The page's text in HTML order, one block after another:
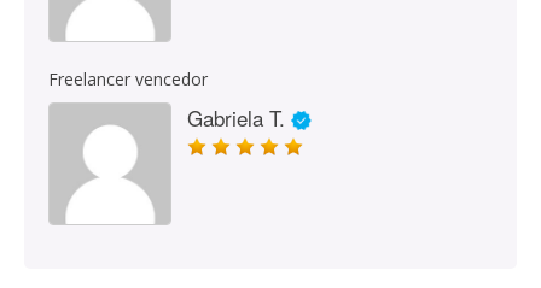
Freelancer vencedor
Gabriela T.